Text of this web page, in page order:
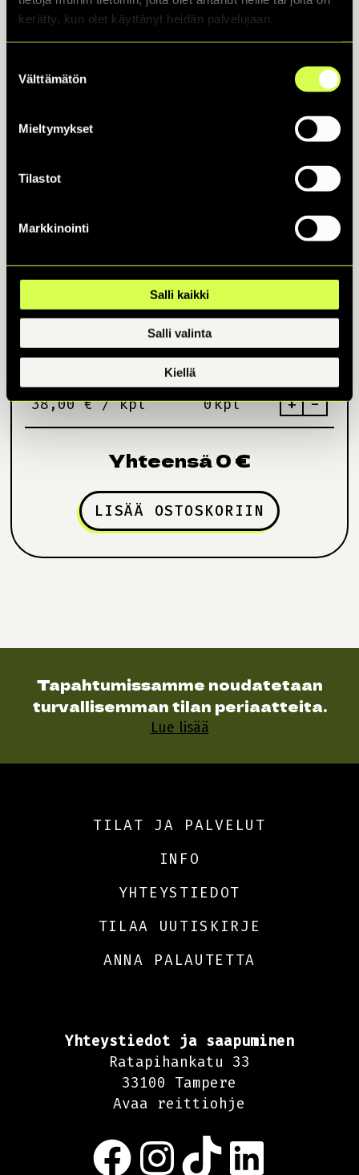
kerätty, kun olet käyttänyt heidän palvelujaan.
valinta
Välttämätön
Mieltymykset
Tilastot
Markkinointi
Salli kaikki
Salli valinta
Kiellä
Peruslippu
35,00 € / kpl
kpl + -
Luonnonperintösäätiön
38,00 € / kpl
kpl + -
Yhteensä0€
LISÄÄ OSTOSKORIIN
Tapahtumissamme noudatetaan
turvallisemman tilan periaatteita.
Lue lisää
TILAT JA PALVELUT
INFO
YHTEYSTIEDOT
TILAA UUTISKIRJE
ANNA PALAUTETTA
Yhteystiedot ja saapuminen
Ratapihankatu 33
33100 Tampere
Avaa reittiohje
FacebookInstagram
TikTokLinkedIn